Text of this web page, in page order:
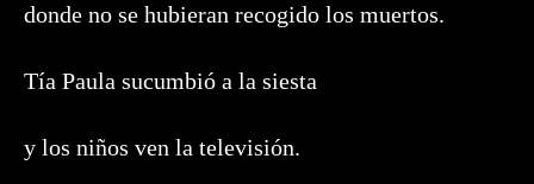
donde no se hubieran recogido los muertos.
Tía Paula sucumbió a la siesta
y los niños ven la televisión.